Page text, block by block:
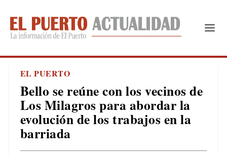
EL PUERTO
Bello se reúne con los vecinos de
Los Milagros para abordar la
evolución de los trabajos en la
barriada